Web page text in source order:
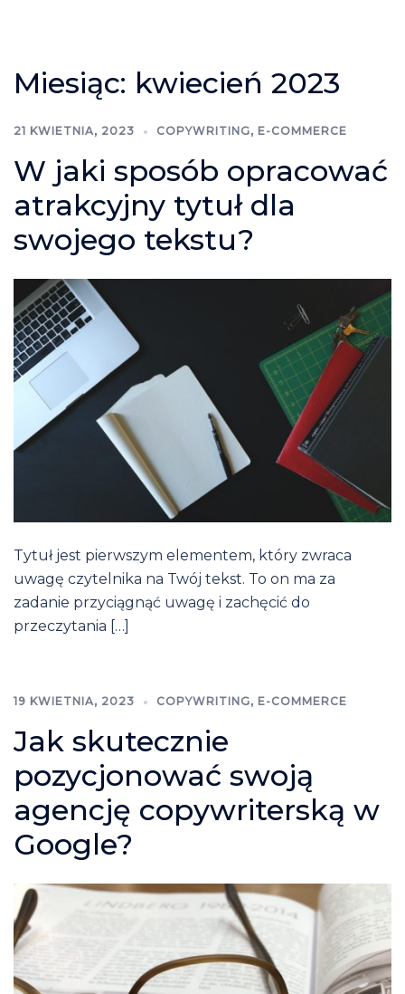
Miesiąc: kwiecień 2023
21 KWIETNIA, 2023 COPYWRITING, E-COMMERCE
W jaki sposób opracować
atrakcyjny tytuł dla
swojego tekstu?
Tytuł jest pierwszym elementem, który zwraca
uwagę czytelnika na Twój tekst. To on ma za
zadanie przyciągnąć uwagę i zachęcić do
przeczytania […]
19 KWIETNIA, 2023 COPYWRITING, E-COMMERCE
Jak skutecznie
pozycjonować swoją
agencję copywriterską w
Google?